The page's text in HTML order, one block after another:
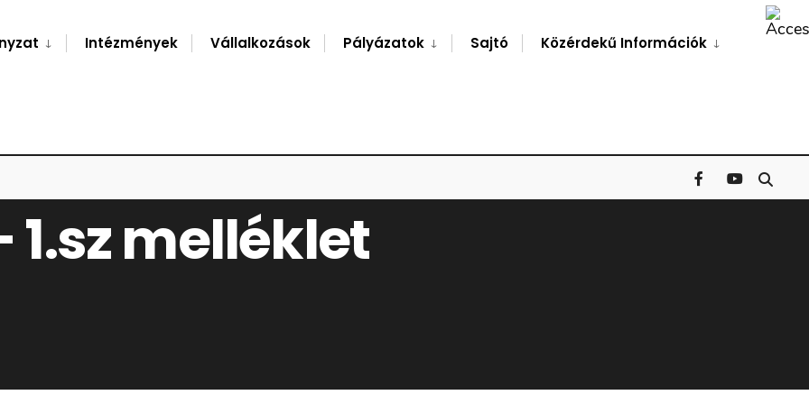
Intézmények Vállalkozások Pályázatok Sajtó Közérdekű Információk
1.sz melléklet
Window